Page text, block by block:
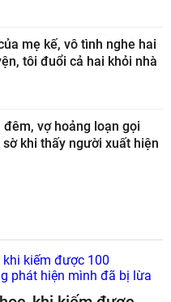
mẹ kế, vô tình nghe hai
tôi đuổi cả hai khỏi nhà
vợ hoảng loạn gọi
khi thấy người xuất hiện